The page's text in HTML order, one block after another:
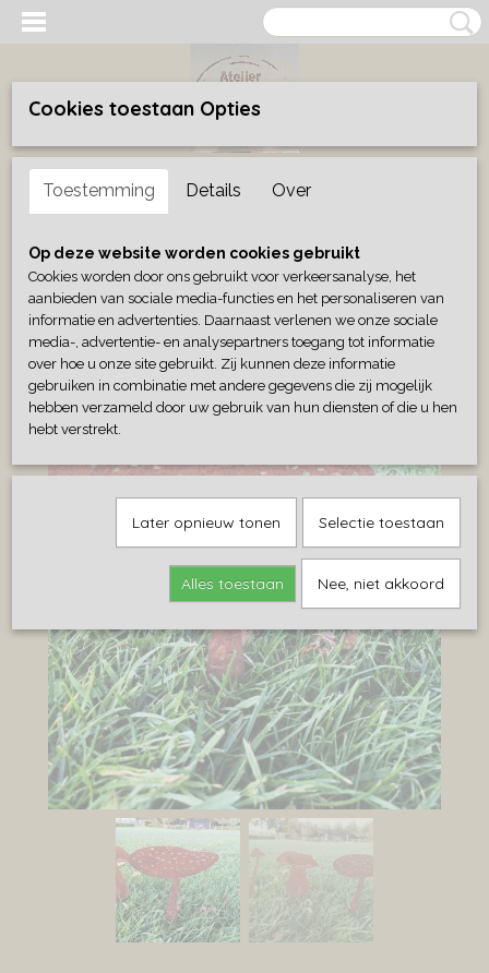
Inloggen Registreren
Home >Buitenleven>Paddenstoel vliegenzwam metaal
Cookies toestaan Opties
Toestemming Details Over
Op deze website worden cookies gebruikt
Cookies worden door ons gebruikt voor verkeersanalyse, het
aanbieden van sociale media-functies en het personaliseren van
informatie en advertenties. Daarnaast verlenen we onze sociale
media-, advertentie- en analysepartners toegang tot informatie
over hoe u onze site gebruikt. Zij kunnen deze informatie
gebruiken in combinatie met andere gegevens die zij mogelijk
hebben verzameld door uw gebruik van hun diensten of die u hen
hebt verstrekt.
Later opnieuw tonen Selectie toestaan
Alles toestaan Nee, niet akkoord